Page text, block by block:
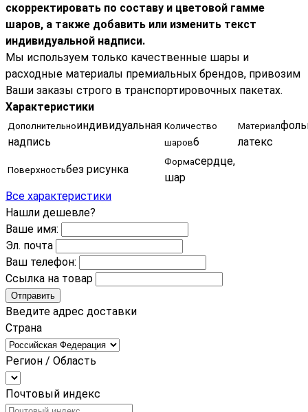
скорректировать по составу и цветовой гамме
шаров, а также добавить или изменить текст
индивидуальной надписи.
Мы используем только качественные шары и
расходные материалы премиальных брендов, привозим
Ваши заказы строго в транспортировочных пакетах.
Характеристики
Дополнительноиндивидуальная
надпись
Количество
шаров6
Материал
латекс
Поверхностьбез рисунка
Формасердце,
шар
Все характеристики
Нашли дешевле?
Ваше имя:
Эл. почта
Ваш телефон:
Ссылка на товар
Отправить
Введите адрес доставки
Страна
Регион / Область
Почтовый индекс